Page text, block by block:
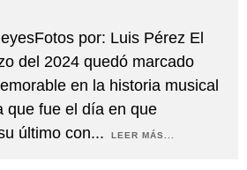
por: Luis Pérez El
del 2024 quedó marcado
en la historia musical
que fue el día en que
último con... LEER MÁS...